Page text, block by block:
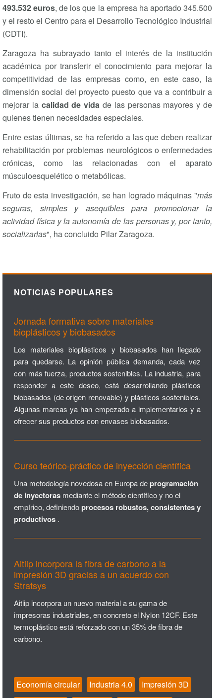
493.532 euros, de los que la empresa ha aportado 345.500
y el resto el Centro para el Desarrollo Tecnológico Industrial
(CDTI).
Zaragoza ha subrayado tanto el interés de la institución
académica por transferir el conocimiento para mejorar la
competitividad de las empresas como, en este caso, la
dimensión social del proyecto puesto que va a contribuir a
mejorar lacalidad de vida de las personas mayores y de
quienes tienen necesidades especiales.
Entre estas últimas, se ha referido a las que deben realizar
rehabilitación por problemas neurológicos o enfermedades
crónicas, como las relacionadas con el aparato
músculoesquelético o metabólicas.
Fruto de esta investigación, se han logrado máquinas "más
seguras, simples y asequibles para promocionar la
actividad física y la autonomía de las personas y, por tanto,
socializarlas", ha concluido Pilar Zaragoza.
NOTICIAS POPULARES
Jornada formativa sobre materiales
bioplásticos y biobasados
Los materiales bioplásticos y biobasados han llegado
para quedarse. La opinión pública demanda, cada vez
con más fuerza, productos sostenibles. La industria, para
responder a este deseo, está desarrollando plásticos
biobasados (de origen renovable) y plásticos sostenibles.
Algunas marcas ya han empezado a implementarlos y a
ofrecer sus productos con envases biobasados.
Curso teórico-práctico de inyección científica
Una metodología novedosa en Europa deprogramación
de inyectoras mediante el método científico y no el
empírico, definiendoprocesos robustos, consistentes y
productivos .
Aitiip incorpora la fibra de carbono a la
impresión 3D gracias a un acuerdo con
Stratsys
Aitiip incorpora un nuevo material a su gama de
impresoras industriales, en concreto el Nylon 12CF. Este
termoplástico está reforzado con un 35% de fibra de
carbono.
Economía circular Industria 4.0
Impresión 3D